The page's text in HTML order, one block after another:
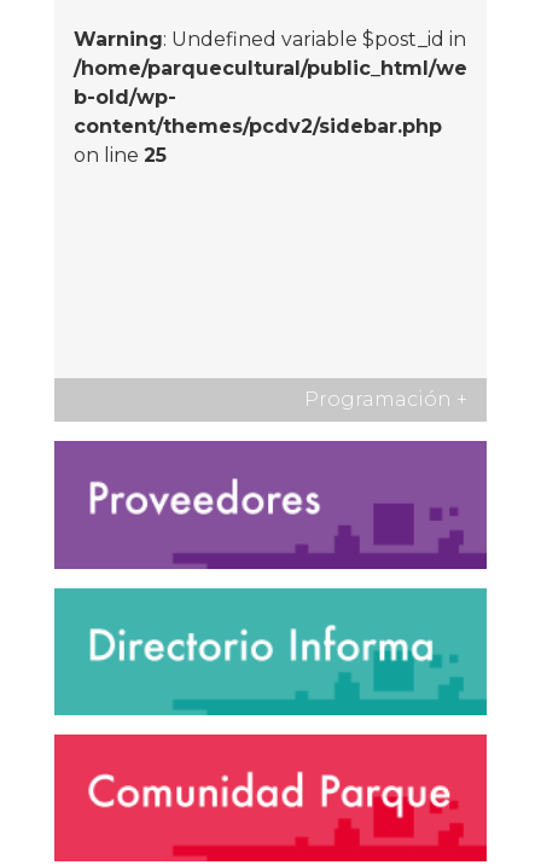
Warning: Undefined variable $post_id in
/home/parquecultural/public_html/we
b-old/wp-
content/themes/pcdv2/sidebar.php
on line 25
Programación +